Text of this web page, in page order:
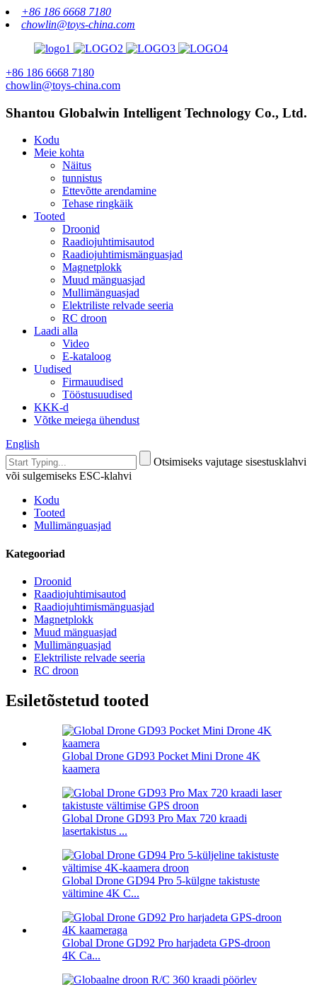
+86 186 6668 7180
chowlin@toys-china.com
+86 186 6668 7180
chowlin@toys-china.com
Shantou Globalwin Intelligent Technology Co., Ltd.
Kodu
Meie kohta
Näitus
tunnistus
Ettevõtte arendamine
Tehase ringkäik
Tooted
Droonid
Raadiojuhtimisautod
Raadiojuhtimismänguasjad
Magnetplokk
Muud mänguasjad
Mullimänguasjad
Elektriliste relvade seeria
RC droon
Laadi alla
Video
E-kataloog
Uudised
Firmauudised
Tööstusuudised
KKK-d
Võtke meiega ühendust
English
Otsimiseks vajutage sisestusklahvi
või sulgemiseks ESC-klahvi
Kodu
Tooted
Mullimänguasjad
Kategooriad
Droonid
Raadiojuhtimisautod
Raadiojuhtimismänguasjad
Magnetplokk
Muud mänguasjad
Mullimänguasjad
Elektriliste relvade seeria
RC droon
Esiletõstetud tooted
Global Drone GD93 Pocket Mini Drone 4K
kaamera
Global Drone GD93 Pro Max 720 kraadi
lasertakistus ...
Global Drone GD94 Pro 5-külgne takistuste
vältimine 4K C...
Global Drone GD92 Pro harjadeta GPS-droon
4K Ca...